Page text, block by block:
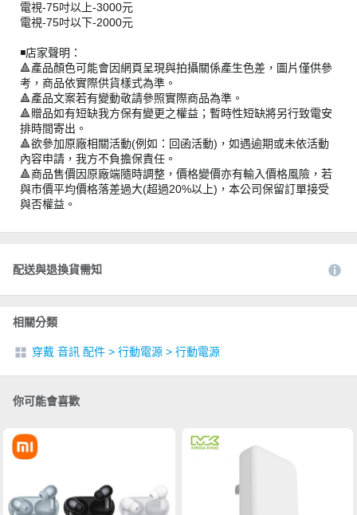
電視-75吋以上-3000元
電視-75吋以下-2000元
◾️店家聲明：
🔺產品顏色可能會因網頁呈現與拍攝關係產生色差，圖片僅供參
考，商品依實際供貨樣式為準。
🔺產品文案若有變動敬請參照實際商品為準。
🔺贈品如有短缺我方保有變更之權益；暫時性短缺將另行致電安
排時間寄出。
🔺欲參加原廠相關活動(例如：回函活動)，如遇逾期或未依活動
內容申請，我方不負擔保責任。
🔺商品售價因原廠端隨時調整，價格變價亦有輸入價格風險，若
與市價平均價格落差過大(超過20%以上)，本公司保留訂單接受
與否權益。
配送與退換貨需知
相關分類
穿戴 音訊 配件 > 行動電源 > 行動電源
你可能會喜歡